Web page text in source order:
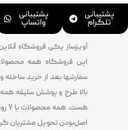
پشتیبانی
تلگرام
پشتیبانی
واتساپ
آویزساز یکی فروشگاه
این فروشگاه همه
سفارشها بعد از خرید ساخته
بالا طرح و پوشش سلیقه
اصل‌بودن تحویل مشتریان